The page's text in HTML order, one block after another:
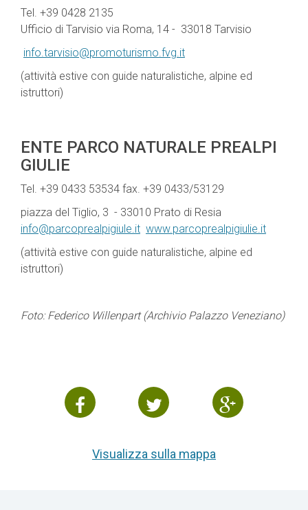
Tel. +39 0428 2135
Ufficio di Tarvisio via Roma, 14 - 33018 Tarvisio
info.tarvisio@promoturismo.fvg.it
(attività estive con guide naturalistiche, alpine ed
istruttori)
ENTE PARCO NATURALE PREALPI
GIULIE
Tel. +39 0433 53534 fax. +39 0433/53129
piazza del Tiglio, 3 - 33010 Prato di Resia
info@parcoprealpigiule.it www.parcoprealpigiulie.it
(attività estive con guide naturalistiche, alpine ed
istruttori)
Foto: Federico Willenpart (Archivio Palazzo Veneziano)
Visualizza sulla mappa